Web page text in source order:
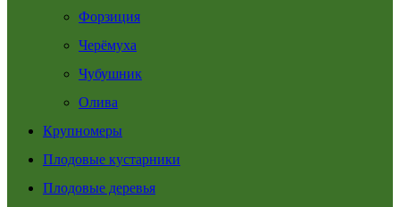
Форзиция
Черёмуха
Чубушник
Олива
Крупномеры
Плодовые кустарники
Плодовые деревья